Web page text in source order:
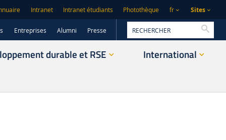
Intranet Intranet étudiants Photothèque fr Sites
Entreprises Alumni Presse
durable et RSE International